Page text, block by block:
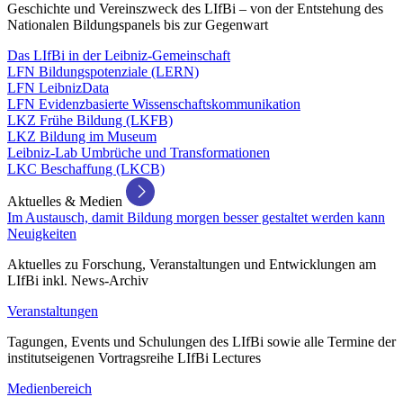
Geschichte und Vereinszweck des LIfBi – von der Entstehung des
Nationalen Bildungspanels bis zur Gegenwart
Das LIfBi in der Leibniz-Gemeinschaft
LFN Bildungspotenziale (LERN)
LFN LeibnizData
LFN Evidenzbasierte Wissenschaftskommunikation
LKZ Frühe Bildung (LKFB)
LKZ Bildung im Museum
Leibniz-Lab Umbrüche und Transformationen
LKC Beschaffung (LKCB)
Aktuelles & Medien
Im Austausch, damit Bildung morgen besser gestaltet werden kann
Neuigkeiten
Aktuelles zu Forschung, Veranstaltungen und Entwicklungen am
LIfBi inkl. News-Archiv
Veranstaltungen
Tagungen, Events und Schulungen des LIfBi sowie alle Termine der
institutseigenen Vortragsreihe LIfBi Lectures
Medienbereich